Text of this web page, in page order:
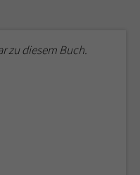
zu diesem Buch.